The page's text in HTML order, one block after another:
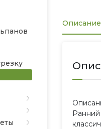
Описание